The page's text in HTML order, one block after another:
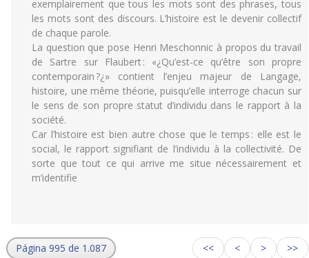
exemplairement que tous les mots sont des phrases, tous
les mots sont des discours. L’histoire est le devenir collectif
de chaque parole.
La question que pose Henri Meschonnic à propos du travail
de Sartre sur Flaubert : «¿Qu’est-ce qu’être son propre
contemporain ?¿» contient l’enjeu majeur de Langage,
histoire, une même théorie, puisqu’elle interroge chacun sur
le sens de son propre statut d’individu dans le rapport à la
société.
Car l’histoire est bien autre chose que le temps : elle est le
social, le rapport signifiant de l’individu à la collectivité. De
sorte que tout ce qui arrive me situe nécessairement et
m’identifie
Página 995 de 1.087 << < > >>